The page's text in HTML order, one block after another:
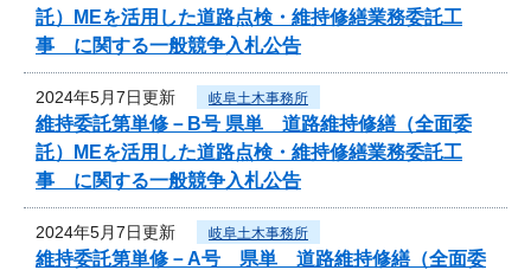
託）MEを活用した道路点検・維持修繕業務委託工
事 に関する一般競争入札公告
2024年5月7日更新 岐阜土木事務所
維持委託第単修－B号 県単 道路維持修繕（全面委
託）MEを活用した道路点検・維持修繕業務委託工
事 に関する一般競争入札公告
2024年5月7日更新 岐阜土木事務所
維持委託第単修－A号 県単 道路維持修繕（全面委